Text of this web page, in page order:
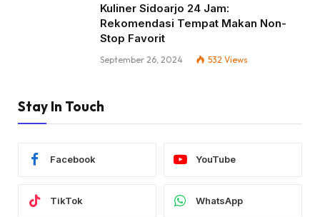
Kuliner Sidoarjo 24 Jam:
Rekomendasi Tempat Makan Non-
Stop Favorit
September 26, 2024 532 Views
Stay In Touch
Facebook YouTube
TikTok WhatsApp